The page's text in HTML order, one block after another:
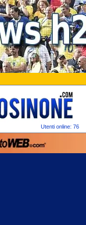
Utenti online: 76